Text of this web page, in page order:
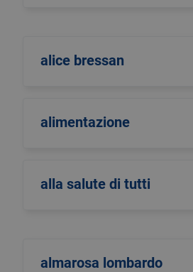
alice bressan
alimentazione
alla salute di tutti
almarosa lombardo